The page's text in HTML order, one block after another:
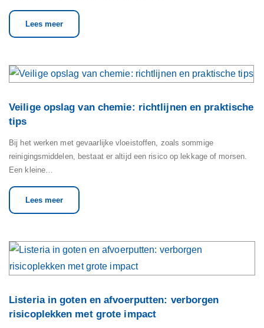
Lees meer
Veilige opslag van chemie: richtlijnen en praktische
tips
Bij het werken met gevaarlijke vloeistoffen, zoals sommige
reinigingsmiddelen, bestaat er altijd een risico op lekkage of morsen.
Een kleine…
Lees meer
Listeria in goten en afvoerputten: verborgen
risicoplekken met grote impact